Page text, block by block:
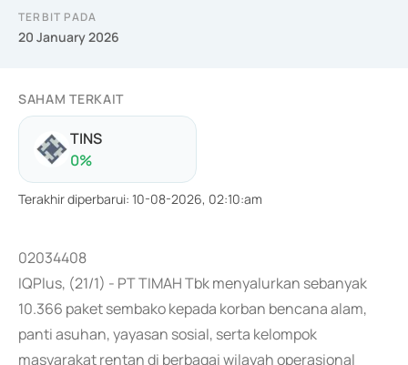
TERBIT PADA
20 January 2026
SAHAM TERKAIT
TINS
0%
Terakhir diperbarui: 10-08-2026, 02:10:am
02034408
IQPlus, (21/1) - PT TIMAH Tbk menyalurkan sebanyak
10.366 paket sembako kepada korban bencana alam,
panti asuhan, yayasan sosial, serta kelompok
masyarakat rentan di berbagai wilayah operasional